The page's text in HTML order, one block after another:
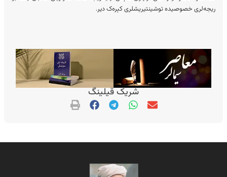
ریجه‌لری خصوصیده توشینتیریشلری کېره‌ک دیر.
شریک قیلینگ